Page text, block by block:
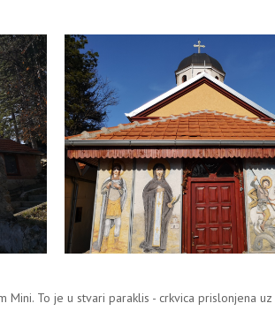
Mini. To je u stvari paraklis - crkvica prislonjena